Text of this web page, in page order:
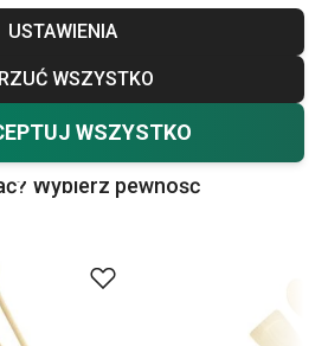
USTAWIENIA
WSZYSTKO
WSZYSTKO
lub pięciu akcesoriów do
swoją ulubionąwarząchew
u nas kupić także oddzielnie!
Wybierz pewność